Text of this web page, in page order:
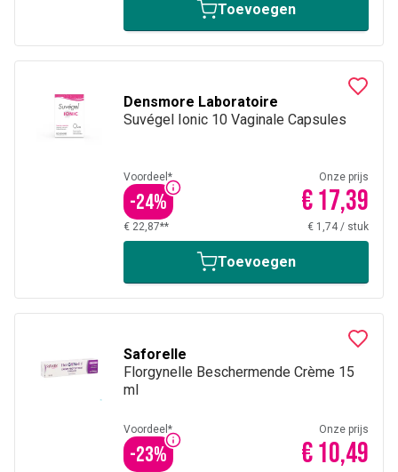
Toevoegen
Densmore Laboratoire
Suvégel Ionic 10 Vaginale Capsules
Voordeel*
-24%
Onze prijs
€ 17,39
€ 22,87** € 1,74 / stuk
Toevoegen
Saforelle
Florgynelle Beschermende Crème 15
ml
Voordeel*
-23%
Onze prijs
€ 10,49